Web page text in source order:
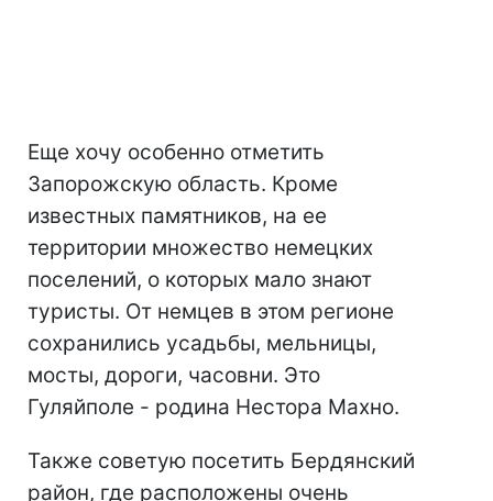
Еще хочу особенно отметить
Запорожскую область. Кроме
известных памятников, на ее
территории множество немецких
поселений, о которых мало знают
туристы. От немцев в этом регионе
сохранились усадьбы, мельницы,
мосты, дороги, часовни. Это
Гуляйполе - родина Нестора Махно.
Также советую посетить Бердянский
район, где расположены очень